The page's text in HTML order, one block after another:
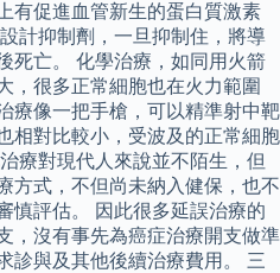
有促進血管新生的蛋白質激素
計抑制劑，一旦抑制住，將導
死亡。 化學治療，如同用火箭
，很多正常細胞也在火力範圍
療像一把手槍，可以精準射中靶
相對比較小，受波及的正常細胞
療對現代人來說並不陌生，但
方式，不但尚未納入健保，也不
慎評估。 因此很多延誤治療的
，沒有事先為癌症治療開支做準
診與及其他後續治療費用。 三